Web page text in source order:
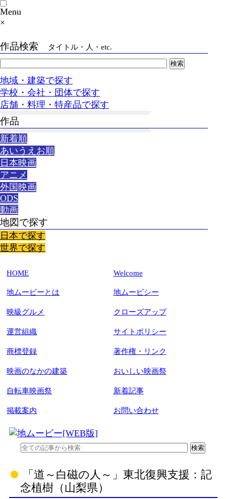
Menu
×
作品検索 タイトル・人・etc.
地域・建築で探す
学校・会社・団体で探す
店舗・料理・特産品で探す
作品
新着順
あいうえお順
日本映画
アニメ
外国映画
ODS
動画
地図で探す
日本で探す
世界で探す
HOME Welcome
地ムービーとは 地ムービシー
映級グルメ クローズアップ
運営組織 サイトポリシー
商標登録 著作権・リンク
映画のなかの建築 おいしい映画祭
自転車映画祭 新着記事
掲載案内 お問い合わせ
「道～白磁の人～」東北復興支援：記
念植樹（山梨県）